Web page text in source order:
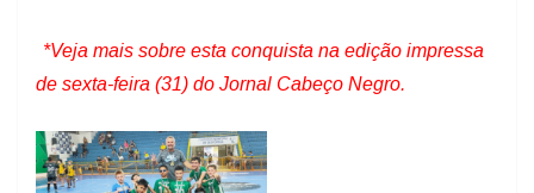
*Veja mais sobre esta conquista na edição impressa
de sexta-feira (31) do Jornal Cabeço Negro.